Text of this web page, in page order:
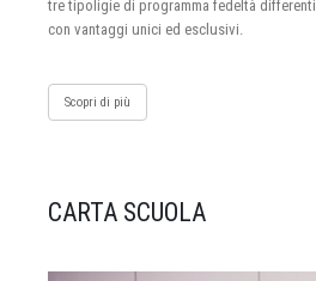
tre tipoligie di programma fedeltà differenti,
con vantaggi unici ed esclusivi.
Scopri di più
CARTA SCUOLA